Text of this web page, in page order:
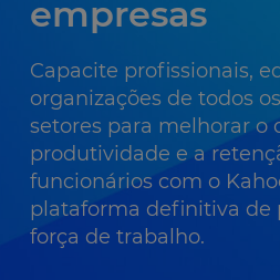
empresas
Capacite profissionais,
organizações de todos
setores para melhorar o
produtividade e a
funcionários com o
plataforma definitiva de
força de trabalho.